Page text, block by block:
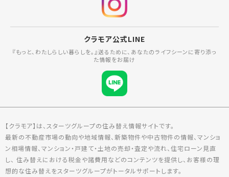
クラモア公式LINE
『もっと、わたしらしい暮らしを。』送るために、あなたのライフシーンに寄り添っ
た情報をお届け
【クラモア】は、スターツグループの住み替え情報サイトです。
最新の不動産市場の動向や地域情報、新築物件や中古物件の情報、マンショ
ン相場情報、マンション・戸建て・土地の売却・査定や流れ、住宅ローン見直
し、 住み替えにおける税金や諸費用などのコンテンツを提供し、お客様の理
想的な住み替えをスターツグループがトータルサポートします。